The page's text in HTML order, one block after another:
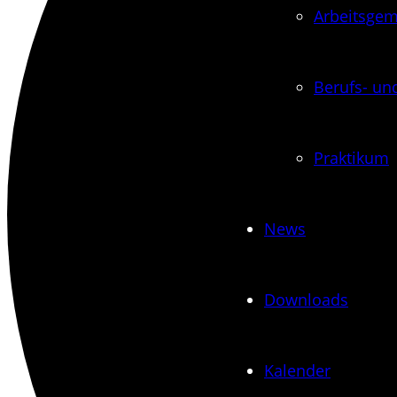
Berufs-
Praktikum
News
Downloads
Kalender